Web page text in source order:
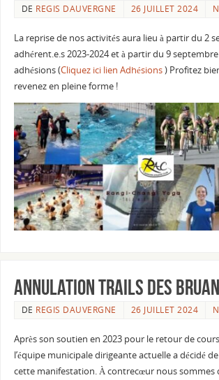
DE REGIS DAUVERGNE 26 JUILLET 2024
La reprise de nos activités aura lieu à partir du 2
adhérent.e.s 2023-2024 et à partir du 9
adhésions (Cliquez ici lien Adhésions) Profitez
revenez en pleine forme !
Annulation Trails des
DE REGIS DAUVERGNE 26 JUILLET 2024
Après son soutien en 2023 pour le retour de
l’équipe municipale dirigeante actuelle a décidé
cette manifestation. À contrecœur nous sommes